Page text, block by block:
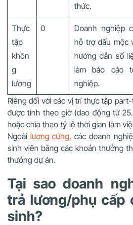
thức.
Thực
tập
khôn
g
lương
0
Doanh nghiệp
hỗ trợ dấu mộc
hướng dẫn số
làm báo cáo
nghiệp.
Riêng đối với các vị trí thực tập
được tính theo giờ (dao động từ
hoặc chia theo tỷ lệ thời gian làm
Ngoài lương cứng, các doanh
sinh viên bằng các khoản thưởng
thưởng dự án.
Tại sao doanh
trả lương/phụ cấp
sinh?